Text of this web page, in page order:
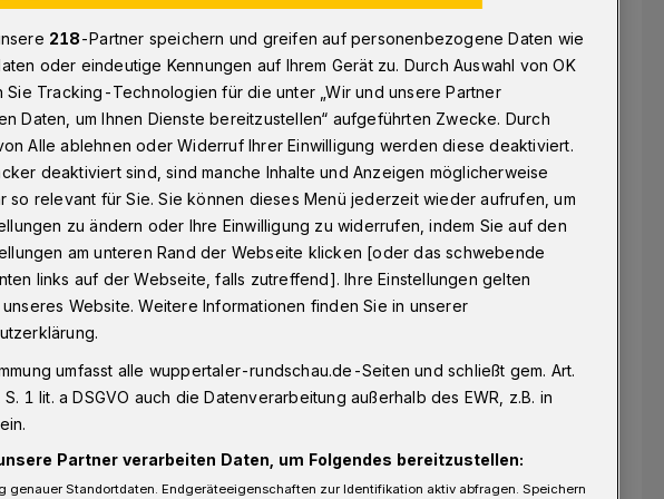
Obdachlose am Heiligen Abend in Wuppertal
für Obdachlose
Jahren verteilt die
auch am diesjährigen Heiligen Abend
218-Partner speichern und greifen auf personenbezogene Daten wie
oder eindeutige Kennungen auf Ihrem Gerät zu. Durch Auswahl von OK
Sie Tracking-Technologien für die unter „Wir und unsere Partner
Daten, um Ihnen Dienste bereitzustellen“ aufgeführten Zwecke. Durch
Alle ablehnen oder Widerruf Ihrer Einwilligung werden diese deaktiviert.
deaktiviert sind, sind manche Inhalte und Anzeigen möglicherweise
so relevant für Sie. Sie können dieses Menü jederzeit wieder aufrufen, um
zu ändern oder Ihre Einwilligung zu widerrufen, indem Sie auf den
am unteren Rand der Webseite klicken [oder das schwebende
links auf der Webseite, falls zutreffend]. Ihre Einstellungen gelten
Website. Weitere Informationen finden Sie in unserer
umfasst alle wuppertaler-rundschau.de-Seiten und schließt gem. Art.
1 lit. a DSGVO auch die Datenverarbeitung außerhalb des EWR, z.B. in
Partner verarbeiten Daten, um Folgendes bereitzustellen:
genauer Standortdaten. Endgeräteeigenschaften zur Identifikation aktiv abfragen. Speichern